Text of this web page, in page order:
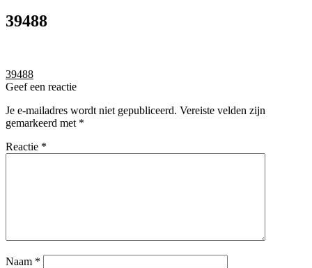
39488
Bericht
navigatie
Vorig
bericht:
39488
Geef een reactie
Je e-mailadres wordt niet gepubliceerd. Vereiste velden zijn
gemarkeerd met *
Reactie *
Naam *